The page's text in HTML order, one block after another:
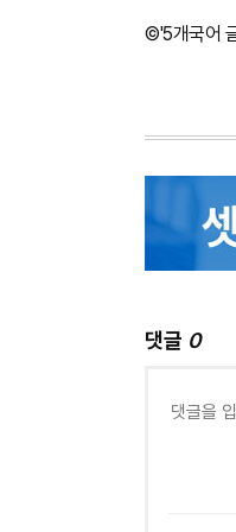
©'5개국어
댓글 0